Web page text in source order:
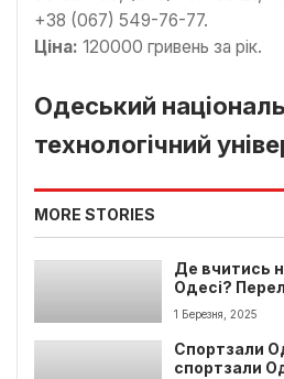
+38 (067) 549-76-77.
Ціна: 120000 гривень за рік.
Одеський
технологічний
MORE STORIES
Де вчитись
Одесі?
1 Березня, 2025
Спортзали
спортзали